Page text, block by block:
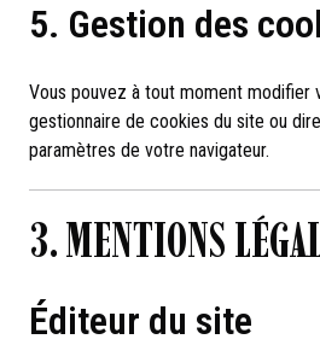
5. Gestion des
Vous pouvez à tout moment modifier
gestionnaire de cookies du site ou
paramètres de votre navigateur.
3. MENTIONS
Éditeur du site